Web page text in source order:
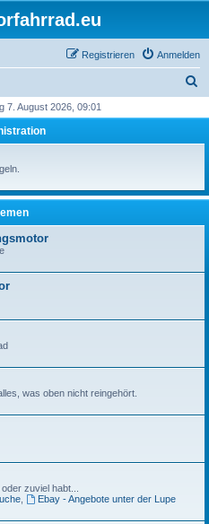
Anmelden
Registrieren
h
7. August 2026, 09:01
was oben nicht reingehört.
zuviel habt...
,
Ebay - Angebote unter der Lupe